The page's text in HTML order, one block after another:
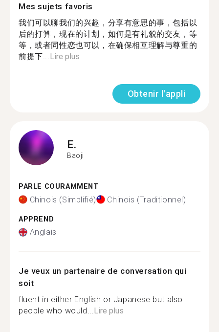
Mes sujets favoris
我们可以聊我们的兴趣，分享有意思的事，包括以
后的打算，现在的计划，如何是有礼貌的交友，等
等，或者同性恋也可以，在确保相互理解与尊重的
前提下...Lire plus
Obtenir l'appli
E.
Baoji
PARLE COURAMMENT
Chinois (Simplifié) Chinois (Traditionnel)
APPREND
Anglais
Je veux un partenaire de conversation qui
soit
fluent in either English or Japanese but also
people who would...Lire plus